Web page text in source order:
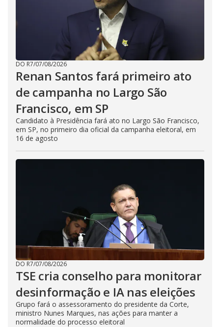
DO R7/07/08/2026
Renan Santos fará primeiro ato
de campanha no Largo São
Francisco, em SP
Candidato à Presidência fará ato no Largo São Francisco,
em SP, no primeiro dia oficial da campanha eleitoral, em
16 de agosto
DO R7/07/08/2026
TSE cria conselho para monitorar
desinformação e IA nas eleições
Grupo fará o assessoramento do presidente da Corte,
ministro Nunes Marques, nas ações para manter a
normalidade do processo eleitoral